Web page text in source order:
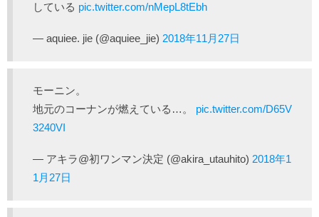
している pic.twitter.com/nMepL8tEbh
— aquiee. jie (@aquiee_jie) 2018年11月27日
モーニン。
地元のコーナンが燃えている…。 pic.twitter.com/D65V
3240VI
— アキラ@初ワンマン決定 (@akira_utauhito) 2018年1
1月27日